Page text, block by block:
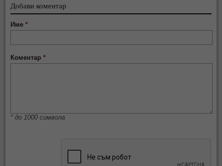
Добави коментар
Име*
Коментар*
* до 1000 символа